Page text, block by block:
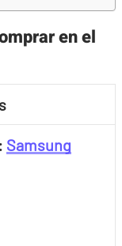
en el
Samsung